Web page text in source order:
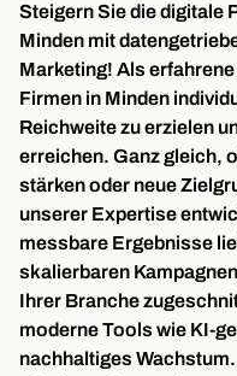
Steigern Sie die digitale
Minden mit
Marketing! Als
Firmen in Minden
Reichweite zu erzielen
erreichen. Ganz gleich,
stärken oder neue
unserer Expertise
messbare Ergebnisse
skalierbaren
Ihrer Branche
moderne Tools wie KI-
nachhaltiges